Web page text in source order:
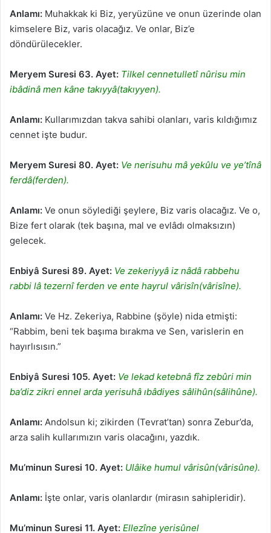
Anlamı: Muhakkak ki Biz, yeryüzüne ve onun üzerinde olan
kimselere Biz, varis olacağız. Ve onlar, Biz’e
döndürülecekler.
Meryem Suresi 63. Ayet: Tilkel cennetulletî nûrisu min
ibâdinâ men kâne takıyyâ(takıyyen).
Anlamı: Kullarımızdan takva sahibi olanları, varis kıldığımız
cennet işte budur.
Meryem Suresi 80. Ayet: Ve nerisuhu mâ yekûlu ve ye’tînâ
ferdâ(ferden).
Anlamı: Ve onun söylediği şeylere, Biz varis olacağız. Ve o,
Bize fert olarak (tek başına, mal ve evlâdı olmaksızın)
gelecek.
Enbiyâ Suresi 89. Ayet: Ve zekeriyyâ iz nâdâ rabbehu
rabbi lâ tezernî ferden ve ente hayrul vârisîn(vârisîne).
Anlamı: Ve Hz. Zekeriya, Rabbine (şöyle) nida etmişti:
“Rabbim, beni tek başıma bırakma ve Sen, varislerin en
hayırlısısın.”
Enbiyâ Suresi 105. Ayet: Ve lekad ketebnâ fîz zebûri min
ba’diz zikri ennel arda yerisuhâ ıbâdiyes sâlihûn(sâlihûne).
Anlamı: Andolsun ki; zikirden (Tevrat’tan) sonra Zebur’da,
arza salih kullarımızın varis olacağını, yazdık.
Mu’minun Suresi 10. Ayet: Ulâike humul vârisûn(vârisûne).
Anlamı: İşte onlar, varis olanlardır (mirasın sahipleridir).
Mu’minun Suresi 11. Ayet: Ellezîne yerisûnel